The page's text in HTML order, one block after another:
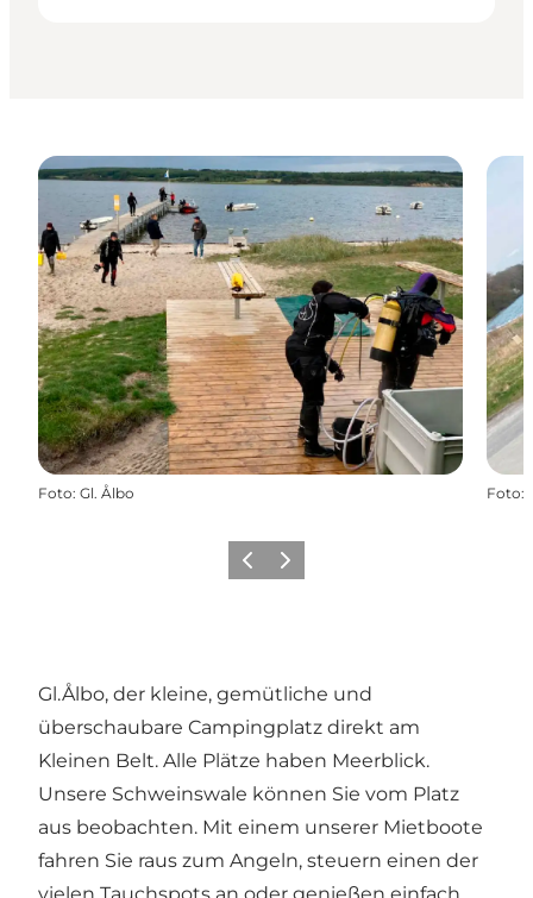
Foto: Gl. Ålbo Foto:
Vorherige Folie
Nächste Folie
Gl.Ålbo, der kleine, gemütliche und
überschaubare Campingplatz direkt am
Kleinen Belt. Alle Plätze haben Meerblick.
Unsere Schweinswale können Sie vom Platz
aus beobachten. Mit einem unserer Mietboote
fahren Sie raus zum Angeln, steuern einen der